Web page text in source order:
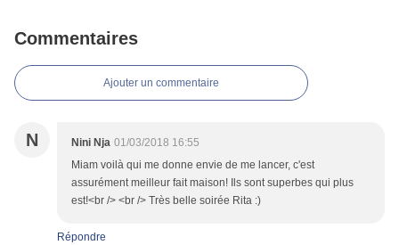
Commentaires
Ajouter un commentaire
N Nini Nja 01/03/2018 16:55
Miam voilà qui me donne envie de me lancer, c'est
assurément meilleur fait maison! Ils sont superbes qui plus
est!<br /> <br /> Très belle soirée Rita :)
Répondre